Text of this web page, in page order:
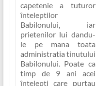
capetenie a tuturor
înteleptilor
Babilonului, iar
prietenilor lui dandu-
le pe mana toata
administratia tinutului
Babilonului. Poate ca
timp de 9 ani acei
întelepti care purtau